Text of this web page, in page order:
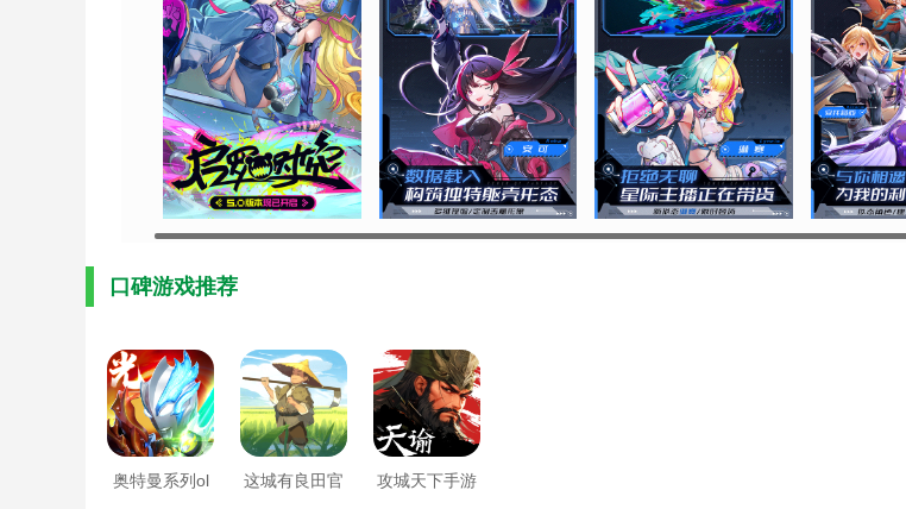
口碑游戏推荐
奥特曼系列ol 这城有良田官 攻城天下手游